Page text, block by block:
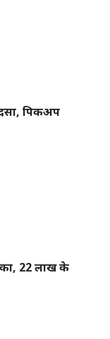
पिकअप
22 लाख के